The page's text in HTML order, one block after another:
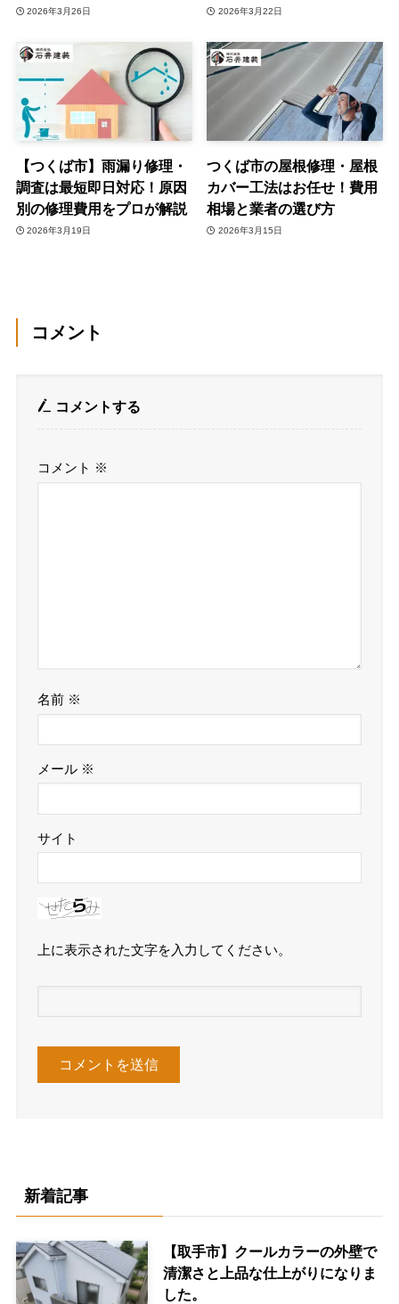
2026年3月26日 2026年3月22日
【つくば市】雨漏り修理・
調査は最短即日対応！原因
別の修理費用をプロが解説
2026年3月19日
つくば市の屋根修理・屋根
カバー工法はお任せ！費用
相場と業者の選び方
2026年3月15日
コメント
コメントする
コメント ※
名前 ※
メール ※
サイト
上に表示された文字を入力してください。
新着記事
【取手市】クールカラーの外壁で
清潔さと上品な仕上がりになりま
した。